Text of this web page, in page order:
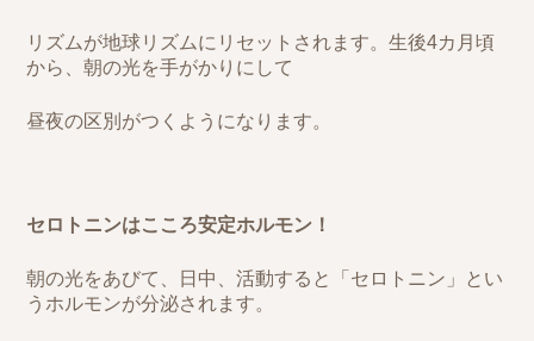
リズムが地球リズムにリセットされます。生後4カ月頃
から、朝の光を手がかりにして
昼夜の区別がつくようになります。
セロトニンはこころ安定ホルモン！
朝の光をあびて、日中、活動すると「セロトニン」とい
うホルモンが分泌されます。